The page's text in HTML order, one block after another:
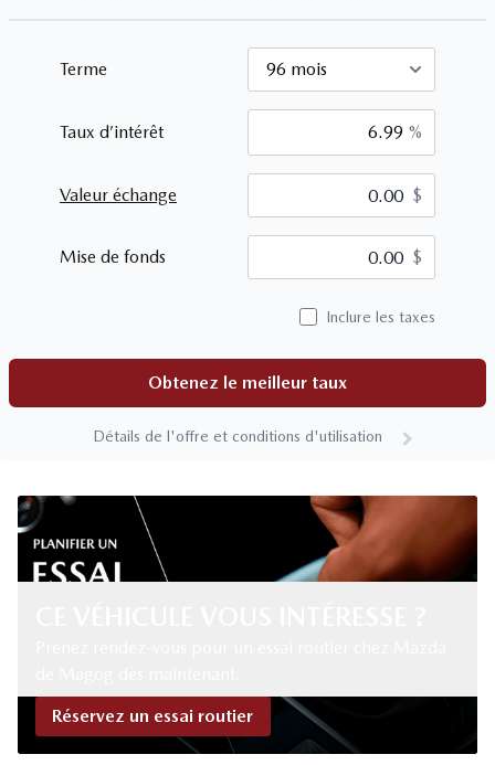
Terme
Taux d’intérêt %
Valeur échange $ $
Mise de fonds $
Inclure les taxes
Obtenez le meilleur taux
Détails de l'offre et conditions d'utilisation
Réservez un essai routier